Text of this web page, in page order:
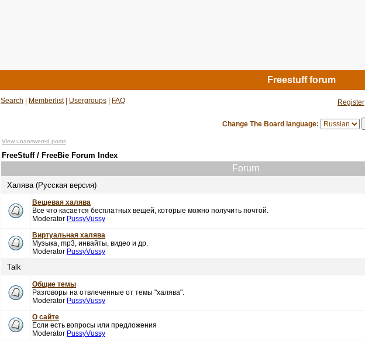
Freestuff forum
Search Memberlist| Usergroups FAQ Register
Change The Board language:
View unanswered posts
FreeStuff / FreeBie Forum Index
Forum
Халява (Русская версия)
Вещевая халява
Все что касается бесплатных вещей, которые можно получить почтой.
Moderator PussyVussy
Виртуальная халява
Музыка, mp3, инвайты, видео и др.
Moderator PussyVussy
Talk
Общие темы
Разговоры на отвлеченные от темы "халява".
Moderator PussyVussy
О сайте
Если есть вопросы или предложения
Moderator PussyVussy